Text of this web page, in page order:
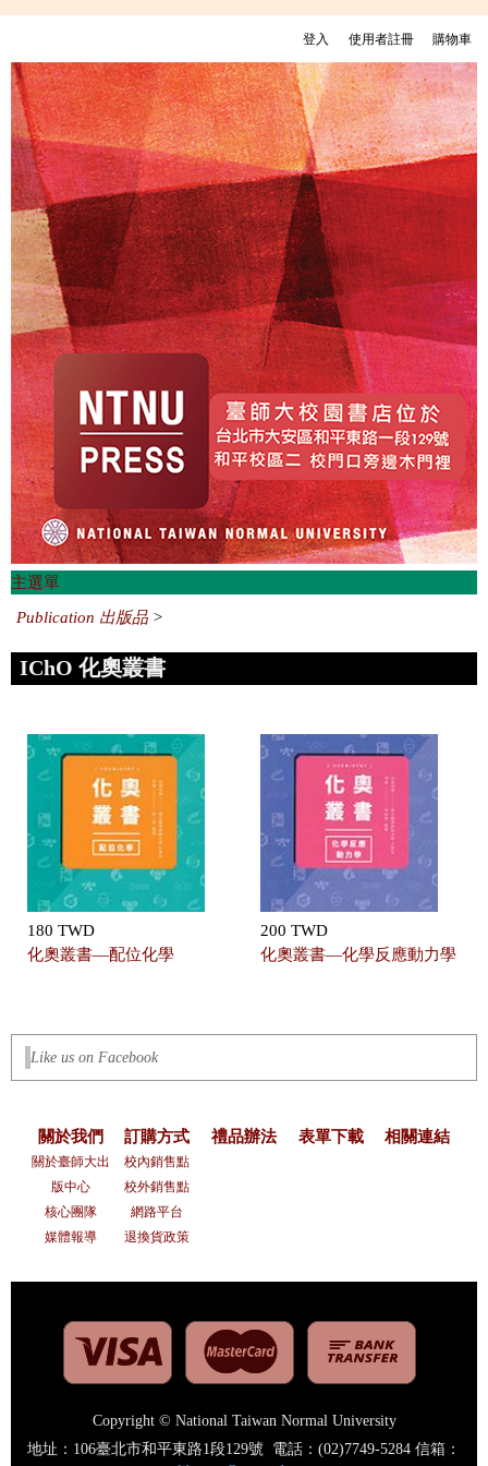
購物車
使用者註冊
登入
主選單
Publication 出版品 >
IChO 化奧叢書
180 TWD
化奧叢書—配位化學
200 TWD
化奧叢書—化學反應動力學
Like us on Facebook
關於我們
關於臺師大出
版中心
核心團隊
媒體報導
訂購方式
校內銷售點
校外銷售點
網路平台
退換貨政策
禮品辦法 表單下載 相關連結
Copyright © National Taiwan Normal University
地址：106臺北市和平東路1段129號 電話：(02)7749-5284 信箱：